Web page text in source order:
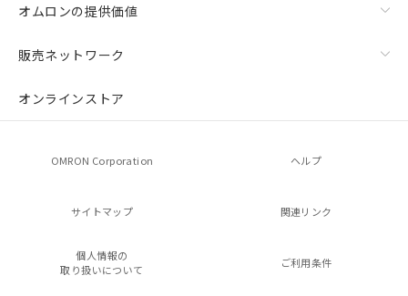
オムロンの提供価値
販売ネットワーク
オンラインストア
OMRON Corporation ヘルプ
サイトマップ 関連リンク
個人情報の
取り扱いについて
ご利用条件